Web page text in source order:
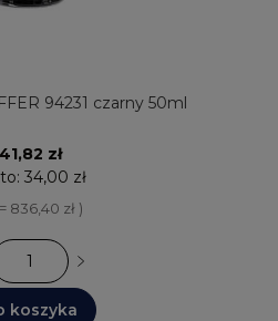
94231 czarny 50ml
41,82 zł
34,00 zł
= 836,40 zł )
koszyka